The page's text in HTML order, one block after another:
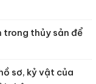
trong thủy sản để
sơ, kỷ vật của